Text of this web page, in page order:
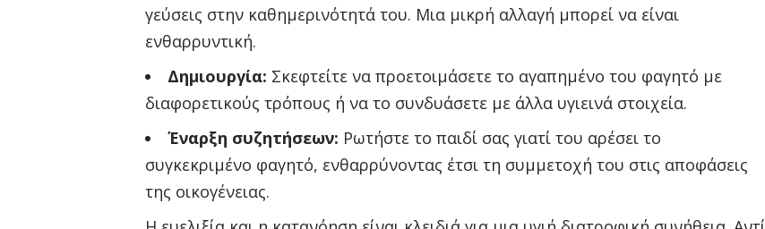
γεύσεις στην καθημερινότητά του. Μια μικρή αλλαγή μπορεί να είναι
ενθαρρυντική.
Δημιουργία: Σκεφτείτε να προετοιμάσετε το αγαπημένο του φαγητό με
διαφορετικούς τρόπους ή να το συνδυάσετε με άλλα υγιεινά στοιχεία.
Έναρξη συζητήσεων: Ρωτήστε το παιδί σας γιατί του αρέσει το
συγκεκριμένο φαγητό, ενθαρρύνοντας έτσι τη συμμετοχή του στις αποφάσεις
της οικογένειας.